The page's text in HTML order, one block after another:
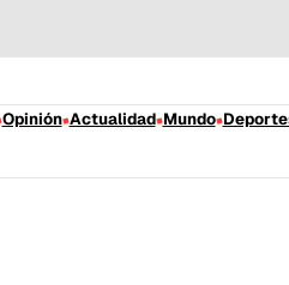
Opinión Actualidad Mundo